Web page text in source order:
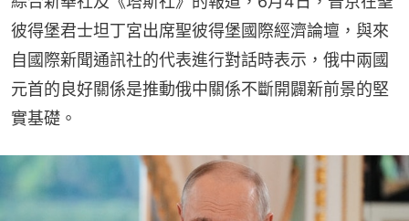
彼得堡君士坦丁宮出席聖彼得堡國際經濟論壇，與來
自國際新聞通訊社的代表進行對話時表示，俄中兩國
元首的良好關係是推動俄中關係不斷開闢新前景的堅
實基礎。